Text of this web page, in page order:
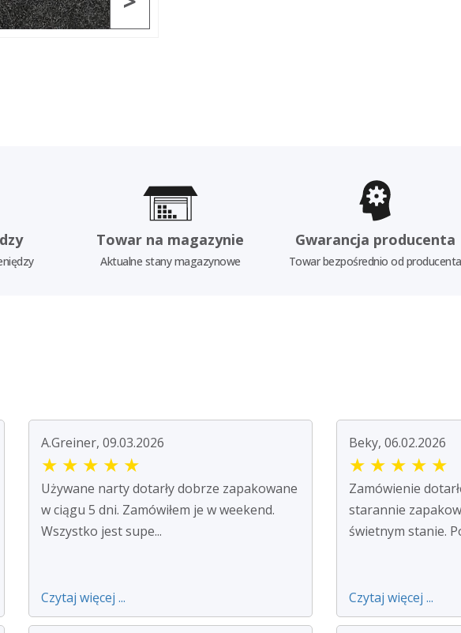
Towar na magazynie
Aktualne stany magazynowe
Gwarancja producenta
Towar bezpośrednio od producenta
A.Greiner, 09.03.2026
★ ★ ★ ★ ★
Używane narty dotarły dobrze zapakowane
w ciągu 5 dni. Zamówiłem je w weekend.
Wszystko jest supe...
Czytaj więcej ...
Beky, 06.02.2026
★ ★ ★ ★ ★
Zamówienie
starannie
świetnym stanie.
Czytaj więcej ...